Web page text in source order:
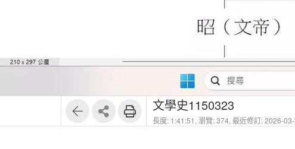
文學史1150323
長度: 1:41:51, 瀏覽: 374, 最近修訂: 2026-